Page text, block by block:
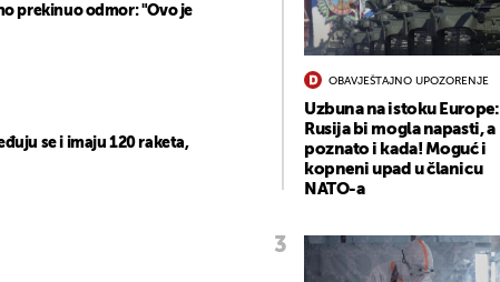
prekinuo odmor: "Ovo je
se i imaju 120 raketa,
OBAVJEŠTAJNO UPOZORENJE
Uzbuna na istoku Europe:
Rusija bi mogla napasti, a
poznato i kada! Moguć i
kopneni upad u članicu
NATO-a